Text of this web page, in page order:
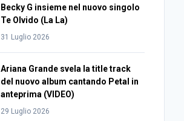
Becky G insieme nel nuovo singolo
Te Olvido (La La)
31 Luglio 2026
Ariana Grande svela la title track
del nuovo album cantando Petal in
anteprima (VIDEO)
29 Luglio 2026